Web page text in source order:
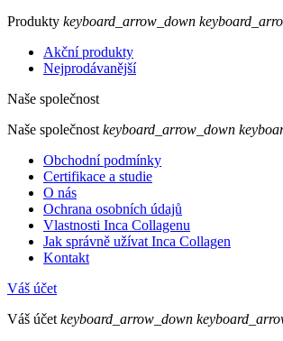
Produkty keyboard_arrow_down
Akční produkty
Nejprodávanější
Naše společnost
Naše společnost keyboard_arrow_down
Obchodní podmínky
Certifikace a studie
O nás
Ochrana osobních údajů
Vlastnosti Inca Collagenu
Jak správně užívat Inca Collagen
Kontakt
Váš účet
Váš účet keyboard_arrow_down